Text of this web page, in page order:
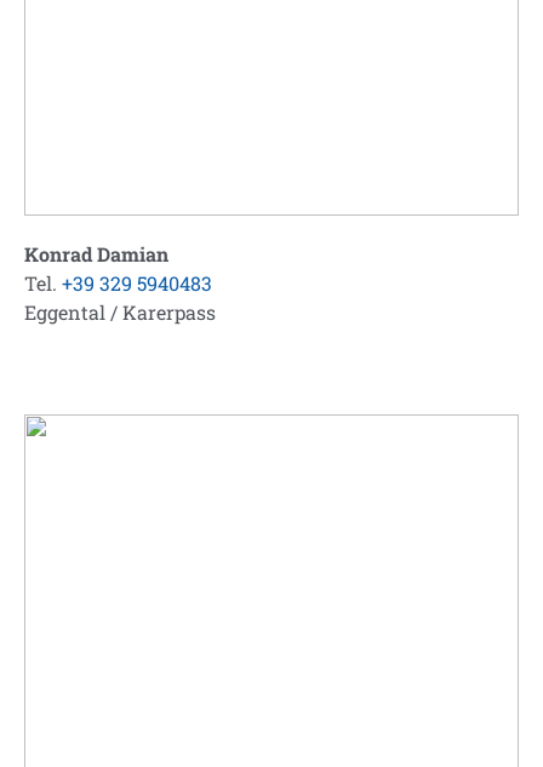
Konrad Damian
Tel. +39 329 5940483
Eggental / Karerpass